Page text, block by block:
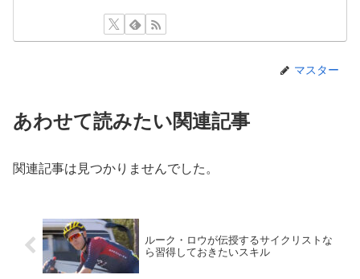
マスター
あわせて読みたい関連記事
関連記事は見つかりませんでした。
ルーク・ロウが伝授するサイクリストな
ら習得しておきたいスキル